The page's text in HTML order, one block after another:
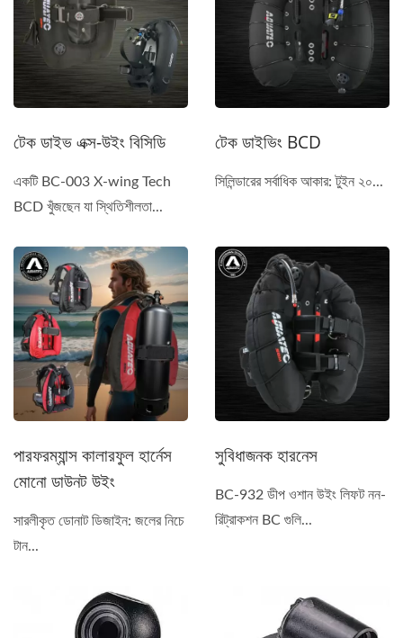
টেক ডাইভ এক্স-উইং বিসিডি
একটি BC-003 X-wing Tech
BCD খুঁজছেন যা স্থিতিশীলতা...
টেক ডাইভিং BCD
সিলিন্ডারের সর্বাধিক আকার: টুইন ২০...
পারফরম্যান্স কালারফুল হার্নেস
মোনো ডাউনট উইং
সারলীকৃত ডোনাট ডিজাইন: জলের নিচে
টান...
সুবিধাজনক হারনেস
BC-932 ডীপ ওশান উইং লিফট নন-
রিট্রাকশন BC গুলি...